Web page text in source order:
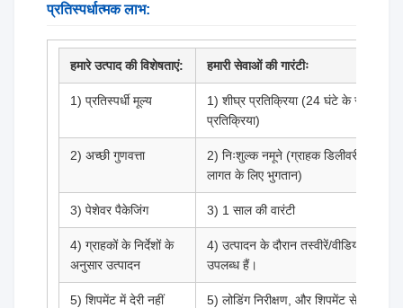
प्रतिस्पर्धात्मक लाभ:
हमारे उत्पाद की विशेषताएं: हमारी सेवाओं की गारंटीः
1) प्रतिस्पर्धी मूल्य
1) शीघ्र प्रतिक्रिया (24 घंटे के साथ
प्रतिक्रिया)
2) अच्छी गुणवत्ता
2) निःशुल्क नमूने (ग्राहक डिलीवरी की
लागत के लिए भुगतान)
3) पेशेवर पैकेजिंग 3) 1 साल की वारंटी
4) ग्राहकों के निर्देशों के
अनुसार उत्पादन
4) उत्पादन के दौरान तस्वीरें/वीडियो
उपलब्ध हैं।
5) शिपमेंट में देरी नहीं
5) लोडिंग निरीक्षण, और शिपमेंट से पहले